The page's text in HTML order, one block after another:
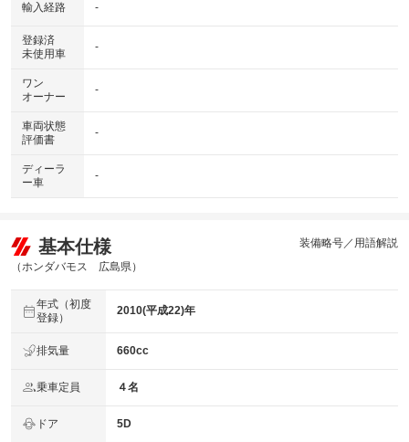
輸入経路 -
登録済
未使用車
-
ワン
オーナー
-
車両状態
評価書
-
ディーラ
ー車
-
基本仕様
（ホンダバモス 広島県）
装備略号／用語解説
年式（初度
登録）
2010(平成22)年
排気量 660cc
乗車定員 ４名
ドア 5D